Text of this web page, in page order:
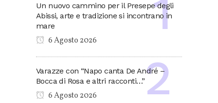
Un nuovo cammino per il Presepe degli
Abissi, arte e tradizione si incontrano in
mare
6 Agosto 2026
Varazze con “Napo canta De André –
Bocca di Rosa e altri racconti…”
6 Agosto 2026